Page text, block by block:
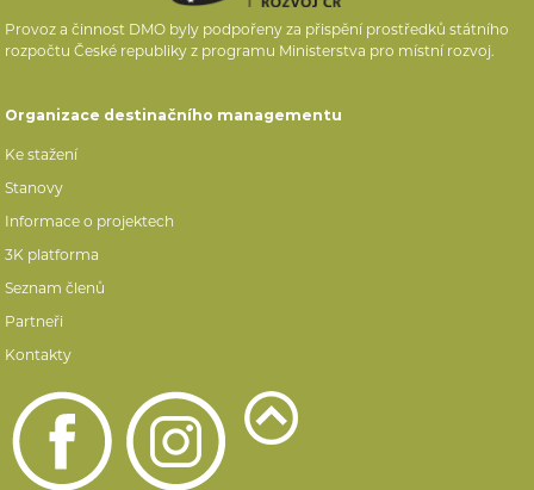
Provoz a činnost DMO byly podpořeny za přispění prostředků státního
rozpočtu České republiky z programu Ministerstva pro místní rozvoj.
Organizace destinačního managementu
Ke stažení
Stanovy
Informace o projektech
3K platforma
Seznam členů
Partneři
Kontakty